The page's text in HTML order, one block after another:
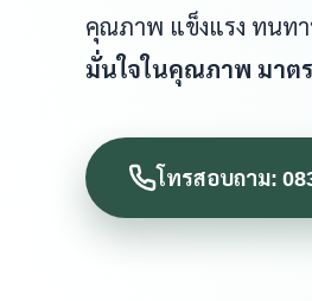
คุณภาพ แข็งแรง ทนท
มั่นใจในคุณภาพ มาต
โทรสอบถาม: